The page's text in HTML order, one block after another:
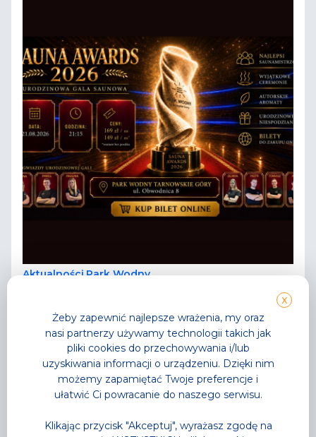
Aktualności,Park Wodny
wszyscy czekali
najgorętsza noc tego lata już za moment
Przeczytaj
X
Żeby zapewnić najlepsze wrażenia, my oraz
nasi partnerzy używamy technologii takich jak
pliki cookies do przechowywania i/lub
uzyskiwania informacji o urządzeniu. Dzięki nim
możemy zapamiętać Twoje preferencje i
ułatwić Ci powracanie do naszego serwisu.
Klikając przycisk "Akceptuj", wyrażasz zgodę na